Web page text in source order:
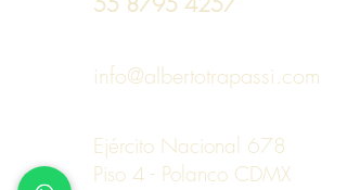
Ejército Nacional 678
55 8795 4257
info@albertotrapassi.com